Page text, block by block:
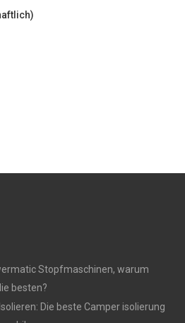
Stopfmaschinen, warum
besten?
Die beste Camper isolierung